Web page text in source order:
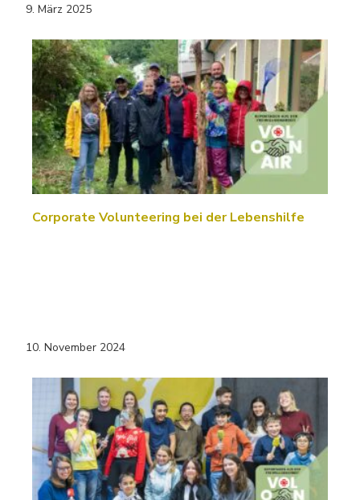
9. März 2025
Corporate Volunteering bei der Lebenshilfe
10. November 2024